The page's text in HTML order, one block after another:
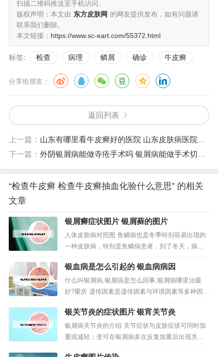
扫描二维码推送至手机访问。
版权声明：本文由 东方皮肤网 的网友提供发布，如有问题请
联系我们删除。
本文链接： https://www.sc-eart.com/55372.html
标签: 检查 病理 鳞屑 确诊 牛皮癣
分享给朋友：
返回列表
上一篇： 山东有哪里看牛皮癣好的医院 山东皮肤病医院治疗银屑病怎么样
下一篇： 外阴银屑病能做寺疮手术吗 银屑病能做手术切除吗
“检查牛皮癣 检查牛皮癣抽血化验什么意思” 的相关
文章
银屑癣症状图片 银屑藓的图片
人体皮肤病对照图 鱼鳞病也是冬季特别容易出现的
一种皮肤病，特别是鱼鳞病患者，到了冬天，病情
会发展的比较严重，冬季皮肤病一般主要是因为干
燥所引起的，如皮肤瘙痒症就是由于皮肤干燥导致
的，此症无论男女老幼都可发病 但中老年者更为多
见了，尤其是老年人。皮肤病图片对照大全，皮肤
病是指有关皮肤的疾病，皮肤是人体...
银血病是怎么引起的 银血病病因
什么叫银屑病,银屑病是怎么回事,银屑病哪里治最
好?重庆 遗传因素是遗传因素与环境因素等多种因素
相互作用的多基因遗传病。免疫因素近年来多已认
为银屑病是免疫或炎症介导的疾病。银屑病是一种
青壮年容易患上的皮肤病，又叫牛皮癣，病程是非
常长的。一旦患有银屑病的时候，这时候我们可以
使用维生素D3类似物、糖皮质激...
银关节炎的症状图片 银宵关节炎
银屑病关节炎的介绍 关节症状与皮肤症状可同时加
重或减轻；变可在银屑病多次反复加重后出现关节
症状；亦或与脓疱型和红皮病型银屑病并发关节症